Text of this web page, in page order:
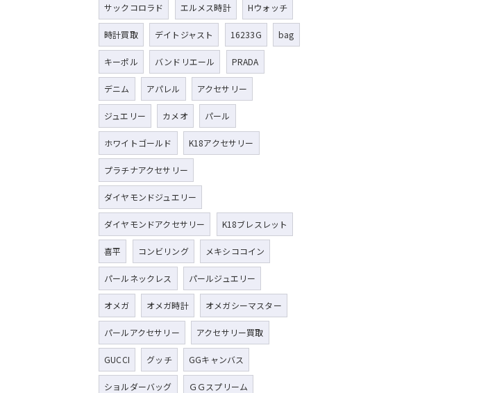
サックコロラド エルメス時計 Hウォッチ
時計買取 デイトジャスト 16233G bag
キーポル バンドリエール PRADA
デニム アパレル アクセサリー
ジュエリー カメオ パール
ホワイトゴールド K18アクセサリー
プラチナアクセサリー
ダイヤモンドジュエリー
ダイヤモンドアクセサリー K18ブレスレット
喜平 コンビリング メキシココイン
パールネックレス パールジュエリー
オメガ オメガ時計 オメガシーマスター
パールアクセサリー アクセサリー買取
GUCCI グッチ GGキャンバス
ショルダーバッグ ＧＧスプリーム